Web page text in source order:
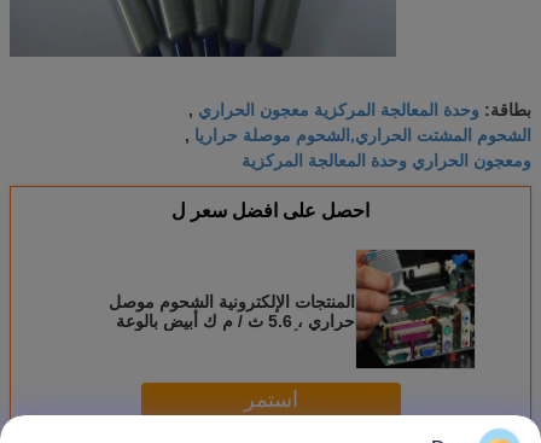
بطاقة: وحدة المعالجة المركزية معجون الحراري ,
الشحوم المشتت الحراري,الشحوم موصلة حراريا ,
ومعجون الحراري وحدة المعالجة المركزية
احصل على افضل سعر ل
المنتجات الإلكترونية الشحوم موصل
حراري ، 5.6 ث / م ك أبيض بالوعة
استمر